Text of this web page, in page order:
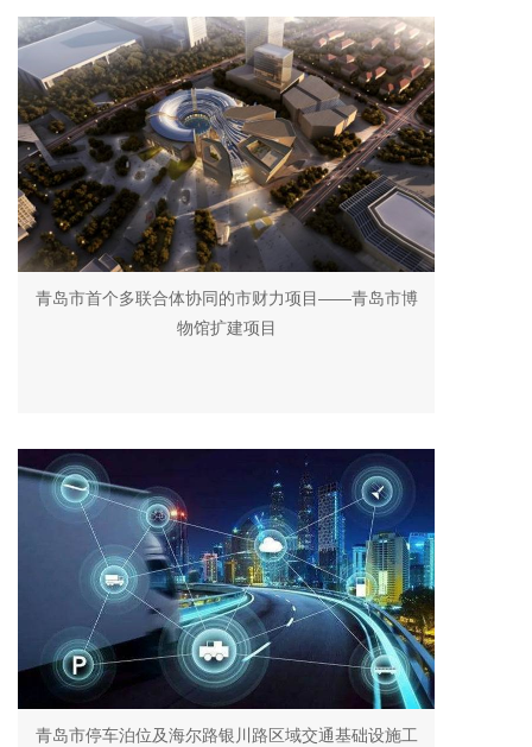
青岛市首个多联合体协同的市财力项目——青岛市博
物馆扩建项目
青岛市停车泊位及海尔路银川路区域交通基础设施工